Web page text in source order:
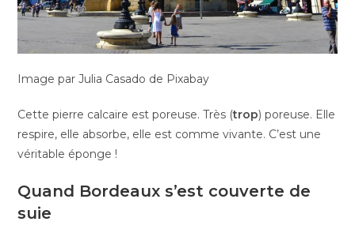
Image par Julia Casado de Pixabay
Cette pierre calcaire est poreuse. Très (trop) poreuse. Elle
respire, elle absorbe, elle est comme vivante. C’est une
véritable éponge !
Quand Bordeaux s’est couverte de
suie